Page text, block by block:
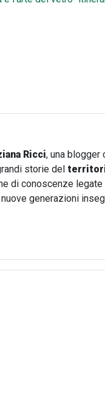
Museo Diocesano di Imola
Ricci, una blogger
storie del
di conoscenze
generazioni